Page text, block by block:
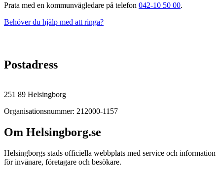
Prata med en kommunvägledare på telefon 042-10 50 00.
Behöver du hjälp med att ringa?
Postadress
251 89 Helsingborg
Organisationsnummer: 212000-1157
Om Helsingborg.se
Helsingborgs stads officiella webbplats med service och information
för invånare, företagare och besökare.